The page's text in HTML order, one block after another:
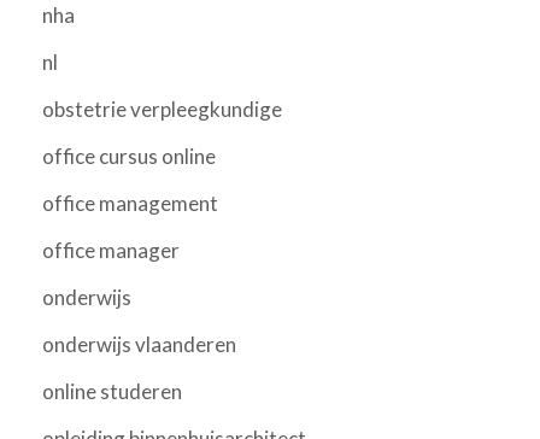
nha
nl
obstetrie verpleegkundige
office cursus online
office management
office manager
onderwijs
onderwijs vlaanderen
online studeren